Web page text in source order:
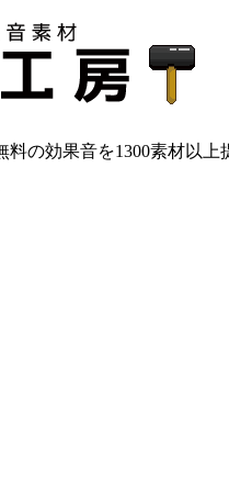
料の効果音を1300素材以上